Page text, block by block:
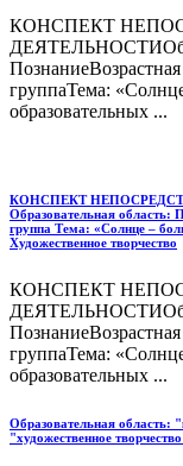
КОНСПЕКТ
группаТема:
образовательных ...
КОНСПЕКТ
Образовательная область:
группа Тема: «Солнце –
Художественное творчество
КОНСПЕКТ
группаТема:
образовательных ...
Образовательная область:
"художественное